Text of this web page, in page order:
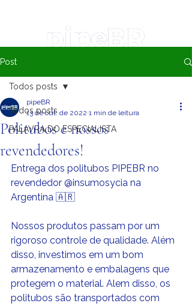
Post
Todos posts
PALAVRA DO ESPECIALISTA
Todos posts
Politubos e nossos
revendedores!
pipeBR
13 de out. de 2022 1 min de leitura
Entrega dos politubos PIPEBR no
revendedor @insumosycia na
Argentina 🇦🇷
Nossos produtos passam por um
rigoroso controle de qualidade. Além
disso, investimos em um bom
armazenamento e embalagens que
protegem o material. Alem disso, os
politubos são transportados com